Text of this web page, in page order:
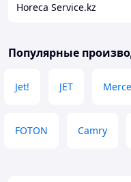
Horeca Service.kz
Популярные
Jet! JET
FOTON Camry